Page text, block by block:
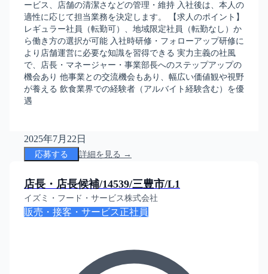
ービス、店舗の清潔さなどの管理・維持 入社後は、本人の
適性に応じて担当業務を決定します。 【求人のポイント】
レギュラー社員（転勤可）、地域限定社員（転勤なし）か
ら働き方の選択が可能 入社時研修・フォローアップ研修に
より店舗運営に必要な知識を習得できる 実力主義の社風
で、店長・マネージャー・事業部長へのステップアップの
機会あり 他事業との交流機会もあり、幅広い価値観や視野
が養える 飲食業界での経験者（アルバイト経験含む）を優
遇
2025年7月22日
応募する 詳細を見る →
店長・店長候補/14539/三豊市/L1
イズミ・フード・サービス株式会社
販売・接客・サービス 正社員